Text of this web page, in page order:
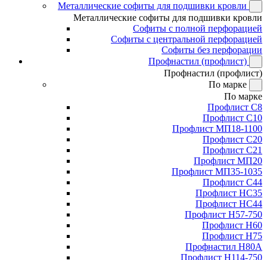
Металлические софиты для подшивки кровли
Металлические софиты для подшивки кровли
Софиты с полной перфорацией
Софиты с центральной перфорацией
Софиты без перфорации
Профнастил (профлист)
Профнастил (профлист)
По марке
По марке
Профлист С8
Профлист С10
Профлист МП18-1100
Профлист С20
Профлист С21
Профлист МП20
Профлист МП35-1035
Профлист С44
Профлист НС35
Профлист НС44
Профлист Н57-750
Профлист Н60
Профлист Н75
Профнастил Н80А
Профлист Н114-750